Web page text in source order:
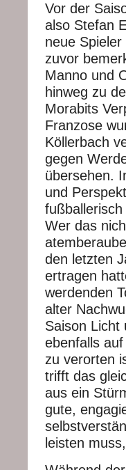
Vor der
also Stefan
neue
zuvor
Manno und
hinweg zu
Morabits
Franzose
Köllerbach
gegen
übersehen.
und
Wer das
den letzten
ertragen
werdenden
alter
Saison Licht
ebenfalls
zu verorten
trifft das
aus ein
gute,
leisten